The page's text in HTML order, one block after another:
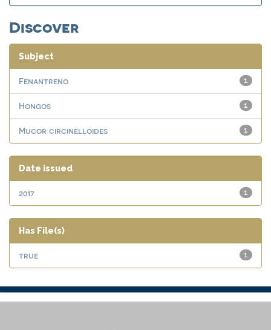
Discover
Subject
1
Fenantreno
1
Hongos
1
Mucor circinelloides
Date issued
1
2017
Has File(s)
1
true